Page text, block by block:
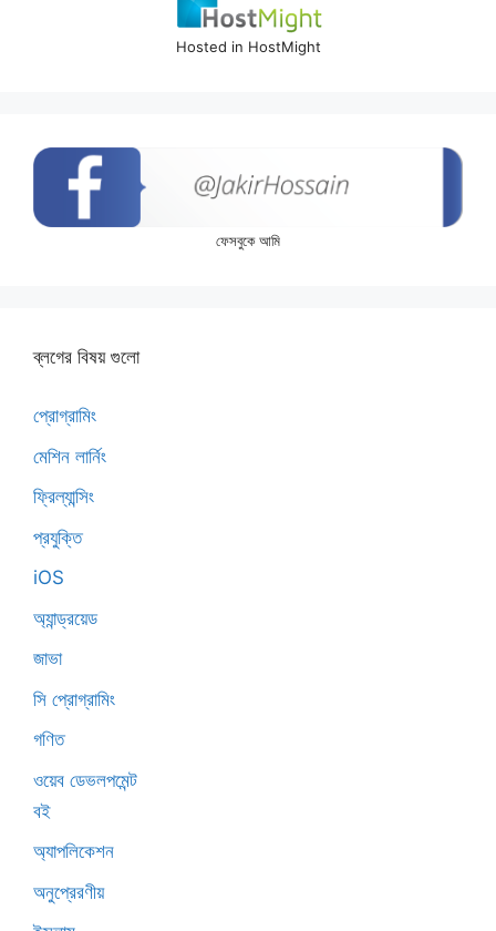
Hosted in HostMight
ফেসবুকে আমি
ব্লগের বিষয় গুলো
প্রোগ্রামিং
মেশিন লার্নিং
ফ্রিল্যান্সিং
প্রযুক্তি
iOS
অ্যান্ড্রয়েড
জাভা
সি প্রোগ্রামিং
গণিত
ওয়েব ডেভলপমেন্ট
বই
অ্যাপলিকেশন
অনুপ্রেরণীয়